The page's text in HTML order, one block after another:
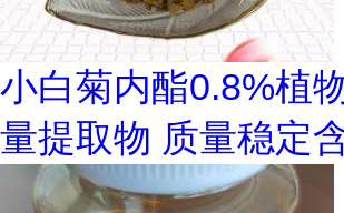
小白菊内酯0.8%植
量提取物 质量稳定